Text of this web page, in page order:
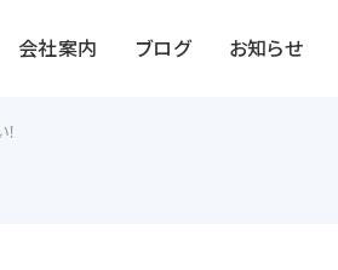
会社案内 ブログ お知らせ